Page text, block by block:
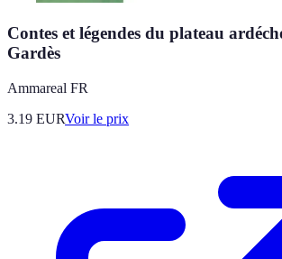
Contes et légendes du plateau
Gardès
Ammareal FR
3.19 EURVoir le prix